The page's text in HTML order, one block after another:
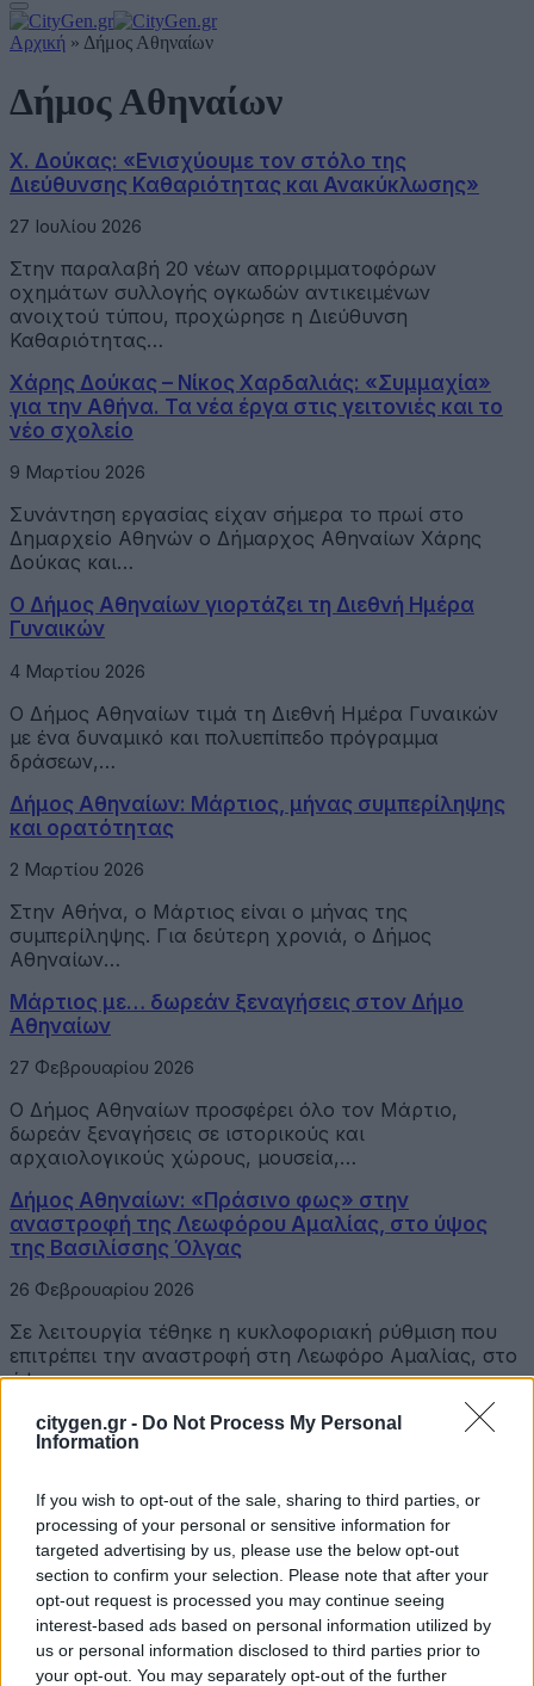
citygen.gr - Do Not Process My Personal
Information
If you wish to opt-out of the sale, sharing to third parties, or
processing of your personal or sensitive information for
targeted advertising by us, please use the below opt-out
section to confirm your selection. Please note that after your
opt-out request is processed you may continue seeing
interest-based ads based on personal information utilized by
us or personal information disclosed to third parties prior to
your opt-out. You may separately opt-out of the further
Αρχική » Δήμος Αθηναίων
Δήμος Αθηναίων
Χ. Δούκας: «Ενισχύουμε τον στόλο της
Διεύθυνσης Καθαριότητας και Ανακύκλωσης»
27 Ιουλίου 2026
Στην παραλαβή 20 νέων απορριμματοφόρων
οχημάτων συλλογής ογκωδών αντικειμένων
ανοιχτού τύπου, προχώρησε η Διεύθυνση
Καθαριότητας…
Χάρης Δούκας – Νίκος Χαρδαλιάς: «Συμμαχία»
για την Αθήνα. Τα νέα έργα στις γειτονιές και το
νέο σχολείο
9 Μαρτίου 2026
Συνάντηση εργασίας είχαν σήμερα το πρωί στο
Δημαρχείο Αθηνών ο Δήμαρχος Αθηναίων Χάρης
Δούκας και…
Ο Δήμος Αθηναίων γιορτάζει τη Διεθνή Ημέρα
Γυναικών
4 Μαρτίου 2026
Ο Δήμος Αθηναίων τιμά τη Διεθνή Ημέρα Γυναικών
με ένα δυναμικό και πολυεπίπεδο πρόγραμμα
δράσεων,…
Δήμος Αθηναίων: Μάρτιος, μήνας συμπερίληψης
και ορατότητας
2 Μαρτίου 2026
Στην Αθήνα, ο Μάρτιος είναι ο μήνας της
συμπερίληψης. Για δεύτερη χρονιά, ο Δήμος
Αθηναίων…
Μάρτιος με… δωρεάν ξεναγήσεις στον Δήμο
Αθηναίων
27 Φεβρουαρίου 2026
Ο Δήμος Αθηναίων προσφέρει όλο τον Μάρτιο,
δωρεάν ξεναγήσεις σε ιστορικούς και
αρχαιολογικούς χώρους, μουσεία,…
Δήμος Αθηναίων: «Πράσινο φως» στην
αναστροφή της Λεωφόρου Αμαλίας, στο ύψος
της Βασιλίσσης Όλγας
26 Φεβρουαρίου 2026
Σε λειτουργία τέθηκε η κυκλοφοριακή ρύθμιση που
επιτρέπει την αναστροφή στη Λεωφόρο Αμαλίας, στο
ύψος της…
Ιδρύεται Μουσείο Εθνικής Αντίστασης. Το
«τείχος» απέναντι στον φασισμό και το νέο
24 Φεβρουαρίου 2026
Ο Δήμαρχος Αθηναίων, Χάρης Δούκας, συνάντησε
την Παρασκευή 20 Φεβρουαρίου στο Δημαρχείο, τον
Πρόεδρο της…
Δήμος Αθηναίων: 500 νέα δέντρα στο Άλσος
Ιλισίων